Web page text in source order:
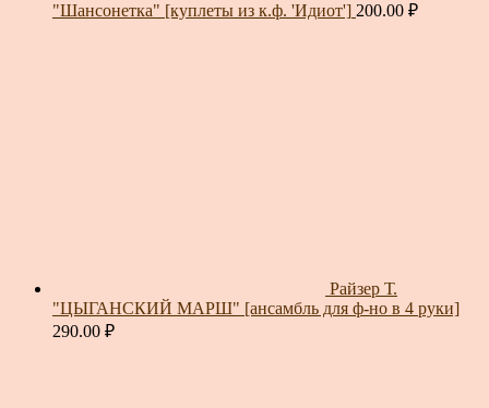
"Шансонетка" [куплеты из к.ф. 'Идиот'] 200.00 ₽
Райзер Т.
"ЦЫГАНСКИЙ МАРШ" [ансамбль для ф-но в 4 руки]
290.00 ₽